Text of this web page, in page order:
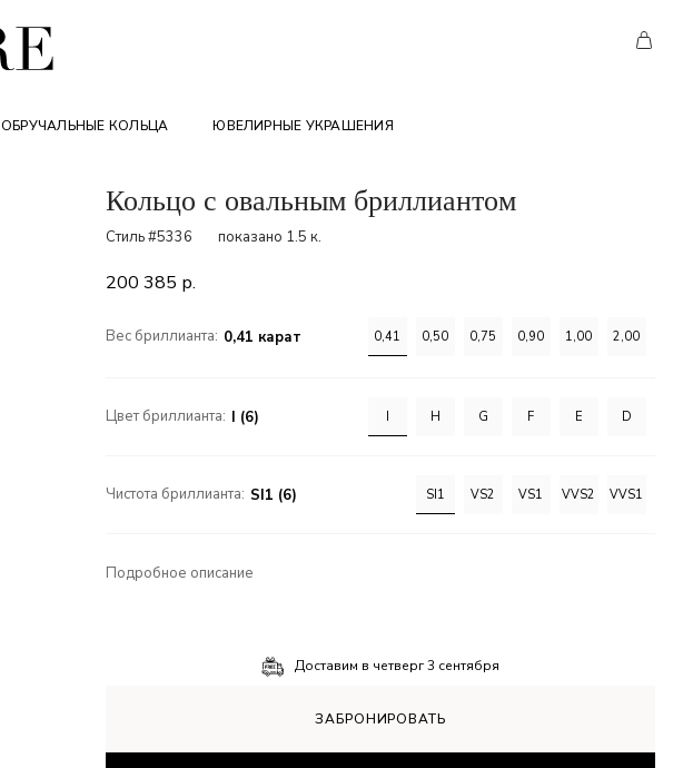
ОБРУЧАЛЬНЫЕ КОЛЬЦА ЮВЕЛИРНЫЕ УКРАШЕНИЯ
Кольцо с овальным бриллиантом
Стиль #5336 показано 1.5 к.
200 385 р.
Вес бриллианта: 0,41 карат 0,41 0,50 0,75 0,90 1,00 2,00
Цвет бриллианта: I (6) I H G F E D
Чистота бриллианта: SI1 (6) SI1 VS2 VS1 VVS2 VVS1
Подробное описание
Доставим в четверг 3 сентября
ЗАБРОНИРОВАТЬ